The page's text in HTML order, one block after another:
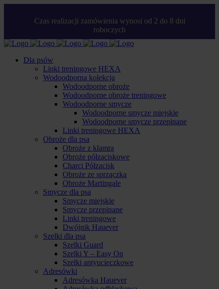
Czas realizacji zamówienia wynosi od 2 do 8 dni
roboczych
Dla psów
Linki treningowe HEXA
Wodoodporna kolekcja
Wodoodporne obroże
Wodoodporne obroże treningowe
Wodoodporne smycze
Wodoodporne smycze miejskie
Wodoodporne smycze przepinane
Linki treningowe HEXA
Obroże dla psa
Obroże z klamrą
Obroże półzaciskowe
Charci Półzacisk
Obroże ze sprzączką
Obroże Martingale
Smycze dla psa
Smycze miejskie
Smycze przepinane
Linki treningowe
Dwójnik Hauever
Szelki dla psa
Szelki Guard
Szelki Y – Easy On
Szelki antyucieczkowe
Adresówki
Adresówka Hauever